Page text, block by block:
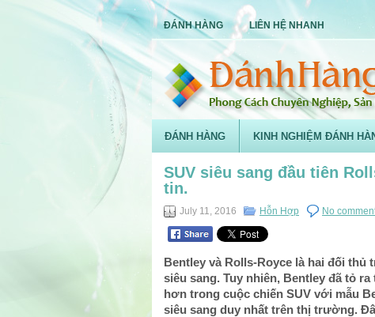
ĐÁNH HÀNG LIÊN HỆ NHANH
ĐÁNH HÀNG KINH NGHIỆM ĐÁNH
SUV siêu sang đầu tiên
tin.
July 11, 2016 Hỗn Hợp No
Bentley và Rolls-Royce là hai đối thủ
siêu sang. Tuy nhiên, Bentley đã tỏ
hơn trong cuộc chiến SUV với mẫu
siêu sang duy nhất trên thị trường.